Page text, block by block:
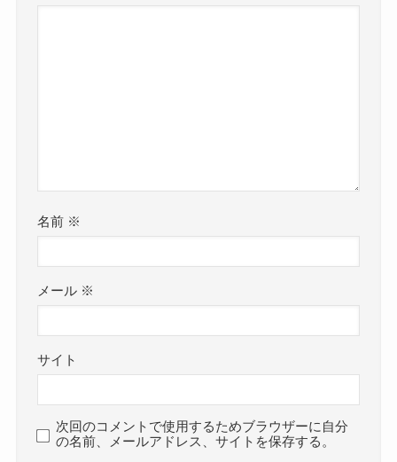
名前 ※
メール ※
サイト
次回のコメントで使用するためブラウザーに自分
の名前、メールアドレス、サイトを保存する。